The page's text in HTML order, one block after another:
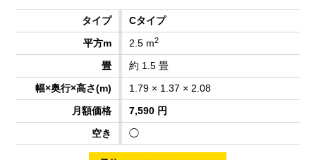
Cタイプ
2.5 m2
約 1.5 畳
1.79 × 1.37 × 2.08
7,590 円
◯